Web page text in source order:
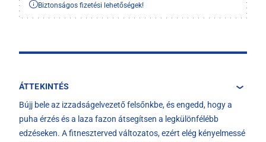
Biztonságos fizetési lehetőségek!
ÁTTEKINTÉS
Bújj bele az izzadságelvezető felsőnkbe, és engedd, hogy a
puha érzés és a laza fazon átsegítsen a legkülönfélébb
edzéseken. A fitneszterved változatos, ezért elég kényelmessé